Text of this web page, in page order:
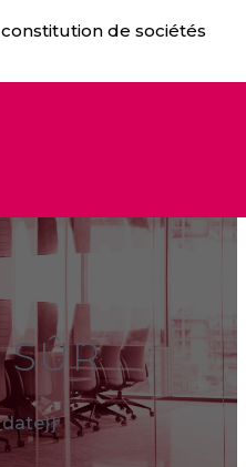
de sociétés
SÛR